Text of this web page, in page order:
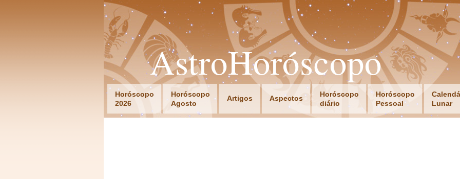
AstroHoróscopo
Horóscopo
2026
Horóscopo
Agosto
Artigos Aspectos
Horóscopo
diário
Horóscopo
Pessoal
Lunar